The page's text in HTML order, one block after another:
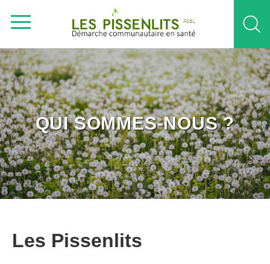
QUI SOMMES-NOUS ?
Les Pissenlits